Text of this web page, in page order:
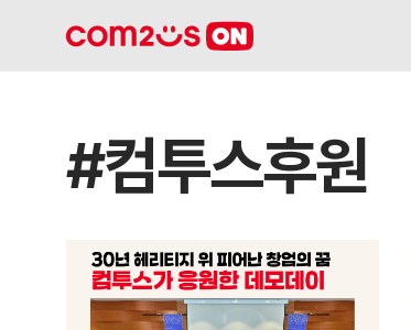
#컴투스후원